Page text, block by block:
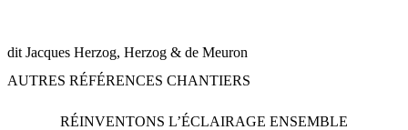
dit Jacques Herzog, Herzog & de Meuron
AUTRES RÉFÉRENCES CHANTIERS
RÉINVENTONS L’ÉCLAIRAGE ENSEMBLE